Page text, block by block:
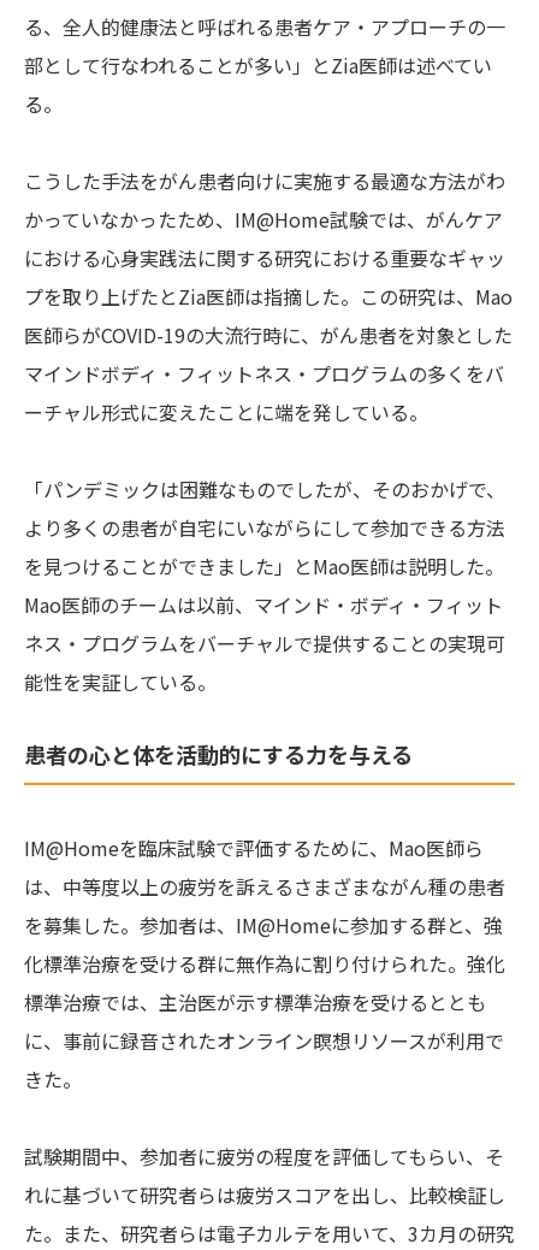
る、全人的健康法と呼ばれる患者ケア・アプローチの一
部として行なわれることが多い」とZia医師は述べてい
る。
こうした手法をがん患者向けに実施する最適な方法がわ
かっていなかったため、IM@Home試験では、がんケア
における心身実践法に関する研究における重要なギャッ
プを取り上げたとZia医師は指摘した。この研究は、Mao
医師らがCOVID-19の大流行時に、がん患者を対象とした
マインドボディ・フィットネス・プログラムの多くをバ
ーチャル形式に変えたことに端を発している。
「パンデミックは困難なものでしたが、そのおかげで、
より多くの患者が自宅にいながらにして参加できる方法
を見つけることができました」とMao医師は説明した。
Mao医師のチームは以前、マインド・ボディ・フィット
ネス・プログラムをバーチャルで提供することの実現可
能性を実証している。
患者の心と体を活動的にする力を与える
IM@Homeを臨床試験で評価するために、Mao医師ら
は、中等度以上の疲労を訴えるさまざまながん種の患者
を募集した。参加者は、IM@Homeに参加する群と、強
化標準治療を受ける群に無作為に割り付けられた。強化
標準治療では、主治医が示す標準治療を受けるととも
に、事前に録音されたオンライン瞑想リソースが利用で
きた。
試験期間中、参加者に疲労の程度を評価してもらい、そ
れに基づいて研究者らは疲労スコアを出し、比較検証し
た。また、研究者らは電子カルテを用いて、3カ月の研究